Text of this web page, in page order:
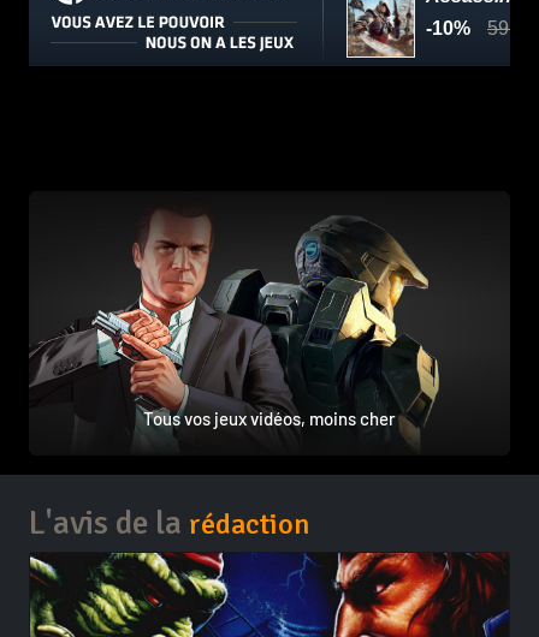
Tous vos jeux vidéos, moins cher
L'avis de la rédaction